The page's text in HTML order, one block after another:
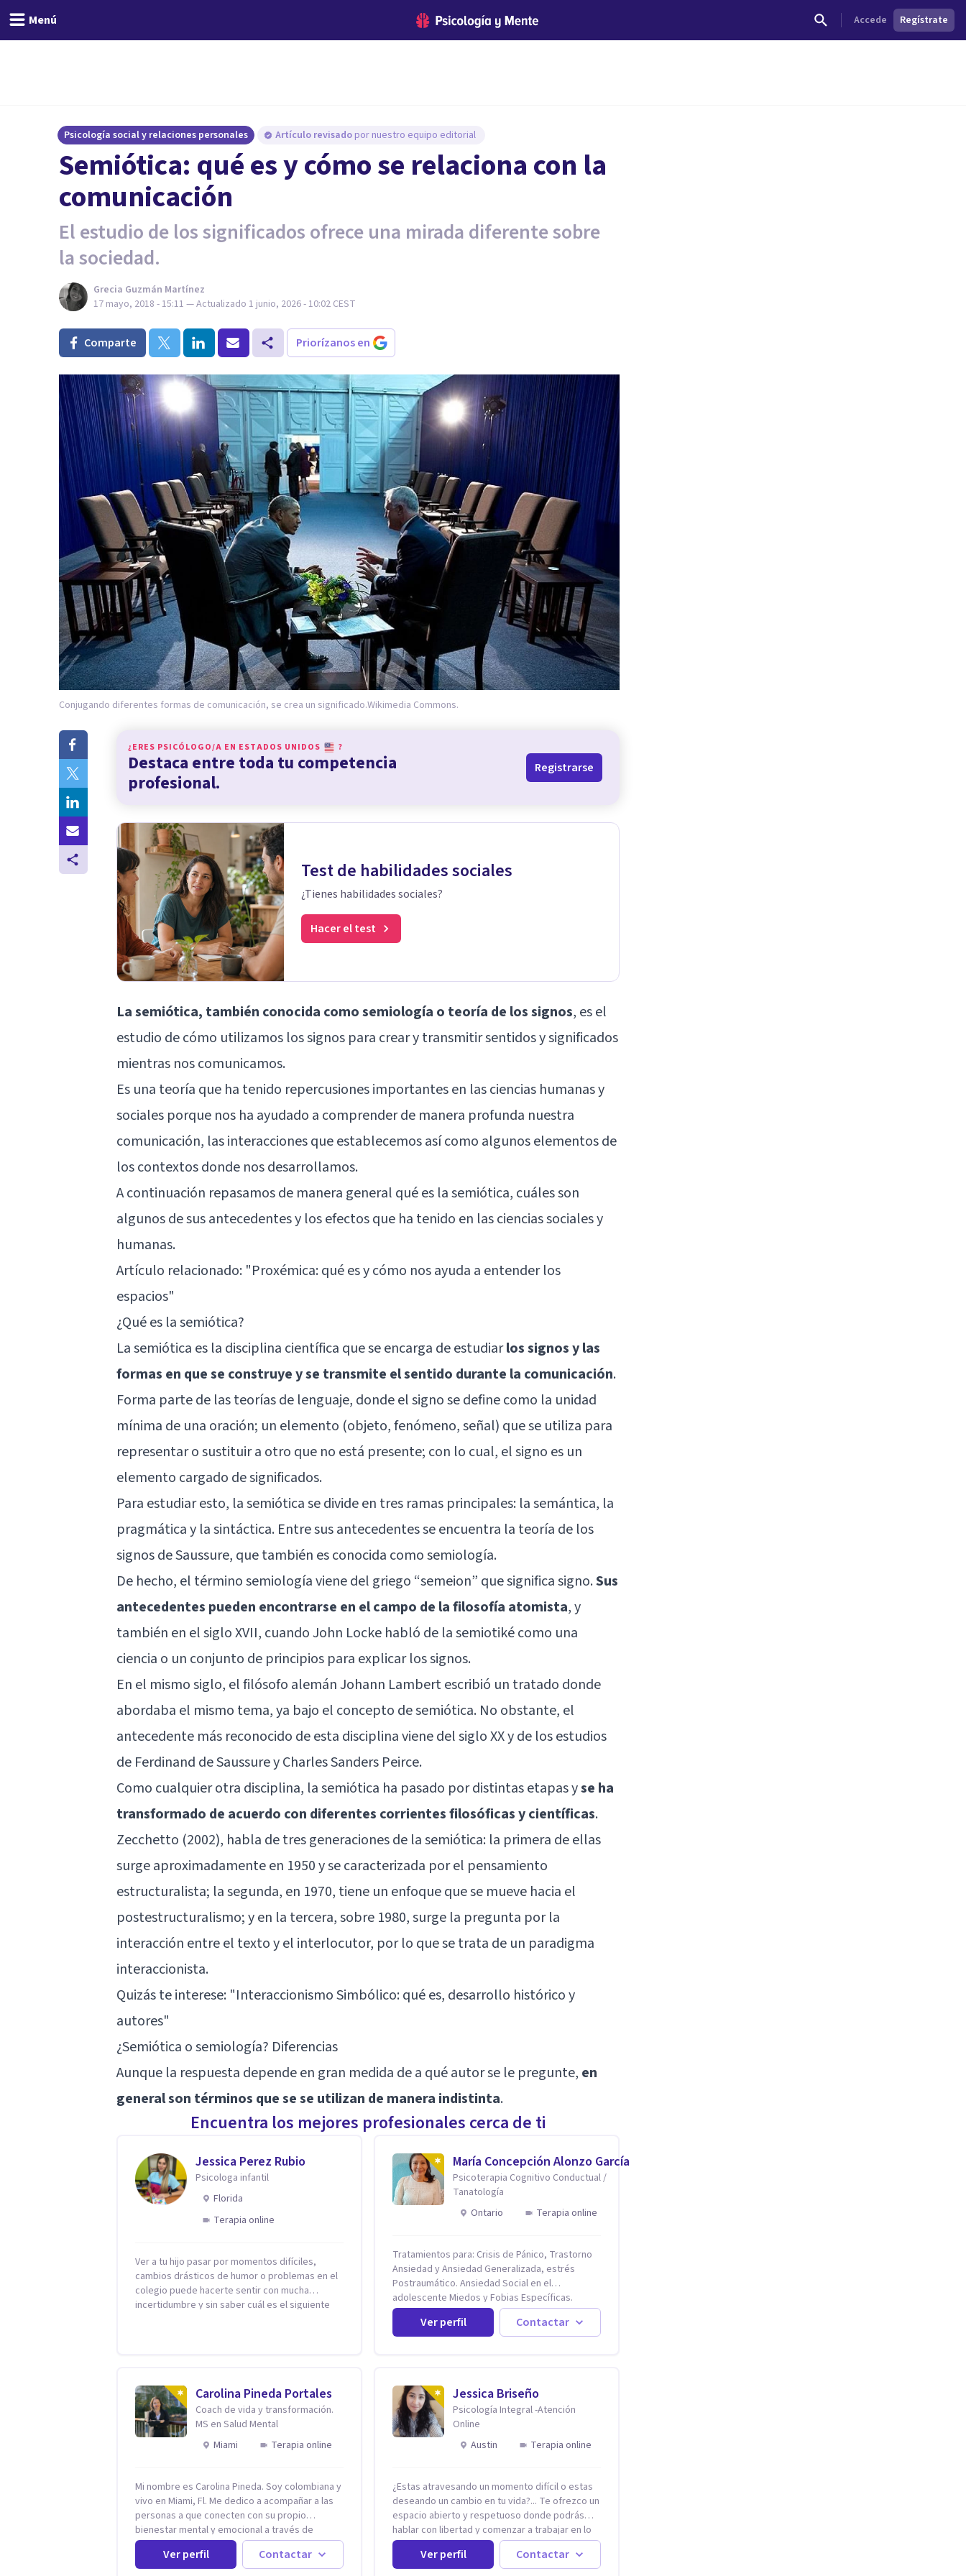
Menú Accede Regístrate
Psicología social y relaciones personales Artículo revisado por nuestro equipo editorial
Semiótica: qué es y cómo se relaciona con la
comunicación
El estudio de los significados ofrece una mirada diferente sobre
la sociedad.
Grecia Guzmán Martínez
17 mayo, 2018 - 15:11 — Actualizado 1 junio, 2026 - 10:02 CEST
Comparte Priorízanos en
Conjugando diferentes formas de comunicación, se crea un significado.Wikimedia Commons.
¿ERES PSICÓLOGO/A EN ESTADOS UNIDOS ?
Destaca entre toda tu competencia
profesional.
Registrarse
Test de habilidades sociales
¿Tienes habilidades sociales?
Hacer el test
La semiótica, también conocida como semiología o teoría de los signos, es el
estudio de cómo utilizamos los signos para crear y transmitir sentidos y significados
mientras nos comunicamos.
Es una teoría que ha tenido repercusiones importantes en las ciencias humanas y
sociales porque nos ha ayudado a comprender de manera profunda nuestra
comunicación, las interacciones que establecemos así como algunos elementos de
los contextos donde nos desarrollamos.
A continuación repasamos de manera general qué es la semiótica, cuáles son
algunos de sus antecedentes y los efectos que ha tenido en las ciencias sociales y
humanas.
Artículo relacionado: "Proxémica: qué es y cómo nos ayuda a entender los
espacios"
¿Qué es la semiótica?
La semiótica es la disciplina científica que se encarga de estudiarlos signos y las
formas en que se construye y se transmite el sentido durante la comunicación.
Forma parte de las teorías de lenguaje, donde el signo se define como la unidad
mínima de una oración; un elemento (objeto, fenómeno, señal) que se utiliza para
representar o sustituir a otro que no está presente; con lo cual, el signo es un
elemento cargado de significados.
Para estudiar esto, la semiótica se divide en tres ramas principales: la semántica, la
pragmática y la sintáctica. Entre sus antecedentes se encuentra la teoría de los
signos de Saussure, que también es conocida como semiología.
De hecho, el término semiología viene del griego “semeion” que significa signo.Sus
antecedentes pueden encontrarse en el campo de la filosofía atomista, y
también en el siglo XVII, cuando John Locke habló de la semiotiké como una
ciencia o un conjunto de principios para explicar los signos.
En el mismo siglo, el filósofo alemán Johann Lambert escribió un tratado donde
abordaba el mismo tema, ya bajo el concepto de semiótica. No obstante, el
antecedente más reconocido de esta disciplina viene del siglo XX y de los estudios
de Ferdinand de Saussure y Charles Sanders Peirce.
Como cualquier otra disciplina, la semiótica ha pasado por distintas etapas yse ha
transformado de acuerdo con diferentes corrientes filosóficas y científicas.
Zecchetto (2002), habla de tres generaciones de la semiótica: la primera de ellas
surge aproximadamente en 1950 y se caracterizada por el pensamiento
estructuralista; la segunda, en 1970, tiene un enfoque que se mueve hacia el
postestructuralismo; y en la tercera, sobre 1980, surge la pregunta por la
interacción entre el texto y el interlocutor, por lo que se trata de un paradigma
interaccionista.
Quizás te interese: "Interaccionismo Simbólico: qué es, desarrollo histórico y
autores"
¿Semiótica o semiología? Diferencias
Aunque la respuesta depende en gran medida de a qué autor se le pregunte, en
general son términos que se se utilizan de manera indistinta.
Encuentra los mejores profesionales cerca de ti
Jessica Perez Rubio
Psicologa infantil
Florida
Terapia online
Ver a tu hijo pasar por momentos difíciles,
cambios drásticos de humor o problemas en el
colegio puede hacerte sentir con mucha
incertidumbre y sin saber cuál es el siguiente
de herramientas prácticas y dinámicas
adaptadas a la edad de cada menor, dejando de
lado las etiquetas y los tecnicismos. Mi forma
de trabajar se centra en entender las
emociones que hay detrás del comportamiento,
fortaleciendo la comunicación entre ustedes.
Acompaño a niños y adolescentes que están
lidiando con la ansiedad, la timidez, la rebeldía o
dificultades escolares, así como a padres que
buscan orientación y pautas claras para educar
sin perder la paciencia ni el control. Si estás
María Concepción Alonzo García
Psicoterapia Cognitivo Conductual /
Tanatología
Ontario
Terapia online
Tratamientos para: Crisis de Pánico, Trastorno
Ansiedad y Ansiedad Generalizada, estrés
Postraumático. Ansiedad Social en el
adolescente Miedos y Fobias Específicas.
Trastornos de la conducta alimentaria (Anorexia
y Bulimia) Modificación conductas no deseadas.
Impulsividad, conductas obsesivas,
Evaluación, contención e intervención en riesgo
Suicida Conductas autolesivas en el
adolescente. Problemas con el consumo de
alcohol y sustancias. Tratamiento del Estrés.
Mindfulness. Estimulación temprana,
Tanatológico. Cuidados paliativos en
enfermedades crónicas.
Ver perfil Contactar
Carolina Pineda Portales
Coach de vida y transformación.
MS en Salud Mental
Miami
Terapia online
Mi nombre es Carolina Pineda. Soy colombiana y
vivo en Miami, Fl. Me dedico a acompañar a las
personas a que conecten con su propio
bienestar mental y emocional a través de
verdades universales para que de esta manera
nos permitamos navegar por la vida con
facilidad, paz y gozo. Todo se encuentra en
Ver perfil Contactar
Jessica Briseño
Psicología Integral -Atención
Online
Austin
Terapia online
¿Estas atravesando un momento difícil o estas
deseando un cambio en tu vida?... Te ofrezco un
espacio abierto y respetuoso donde podrás
hablar con libertad y comenzar a trabajar en lo
que hoy te preocupa. Me especializo en
Trastornos de Ansiedad y a lo largo de mi
experiencia profesional he acompañado a
Ver perfil Contactar